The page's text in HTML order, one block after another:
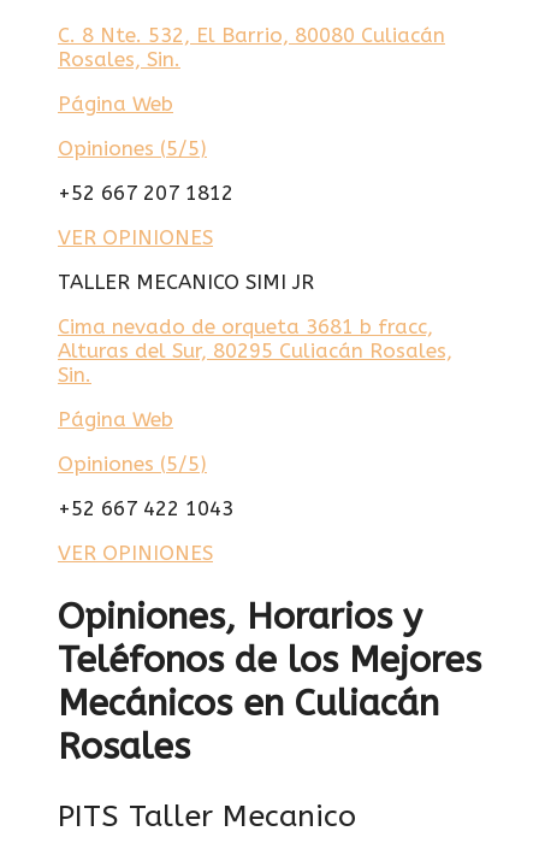
C. 8 Nte. 532, El Barrio, 80080 Culiacán
Rosales, Sin.
Página Web
Opiniones (5/5)
+52 667 207 1812
VER OPINIONES
TALLER MECANICO SIMI JR
Cima nevado de orqueta 3681 b fracc,
Alturas del Sur, 80295 Culiacán Rosales,
Sin.
Página Web
Opiniones (5/5)
+52 667 422 1043
VER OPINIONES
Opiniones, Horarios y
Teléfonos de los Mejores
Mecánicos en Culiacán
Rosales
PITS Taller Mecanico